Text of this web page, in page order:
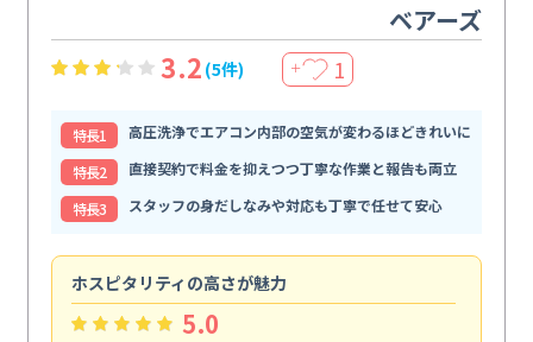
ベアーズ
3.2 (5件) ＋ 1
特⻑1
高圧洗浄でエアコン内部の空気が変わるほどきれいに
特⻑2
直接契約で料金を抑えつつ丁寧な作業と報告も両立
特⻑3
スタッフの身だしなみや対応も丁寧で任せて安心
ホスピタリティの高さが魅力
5.0